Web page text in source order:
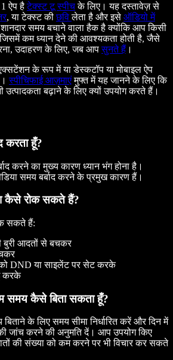
1 ऐप हैटेक्स्ट टू स्पीचके लिए। यह दस्तावेज़ से
, या टेक्स्ट कीछविलेता है और इसे ऑडियो में
शानदार समय बचाने वाला हैक है क्योंकि आप किसी
कम ध्यान देने की आवश्यकता होती है, जैसे
उदाहरण के लिए, जब आपसुनते हैं ।
के रूप में या डेस्कटॉप या मोबाइल ऐप
स्पीचिफाई आज़माएंमुफ्त में यह जानने के लिए कि
उत्पादकता बढ़ाने के लिए क्यों उपयोग करते हैं।
करता हूँ?
करने का मुख्य कारण ध्यान भंग होना है।
समय बर्बाद करने के प्रमुख कारण हैं।
कैसे रोक सकते हैं?
सकते हैं:
बुरी आदतों से बचकर
DND या साइलेंट पर सेट करके
करके
समय कैसे बिता सकता हूँ?
के लिए समय सीमा निर्धारित करें और दिन में
जांच करने की अनुमति दें। आप उपयोग किए
की संख्या को कम करने पर भी विचार कर सकते